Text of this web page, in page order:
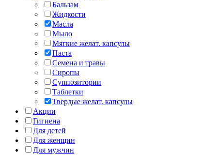
Бальзам
Жидкости
Масла
Мыло
Мягкие желат. капсулы
Паста
Семена и травы
Сиропы
Суппозитории
Таблетки
Твердые желат. капсулы
Акции
Гигиена
Для детей
Для женщин
Для мужчин